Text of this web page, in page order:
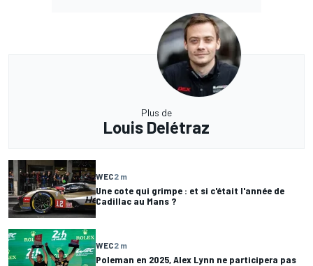
Plus de
Louis Delétraz
WEC2 m
Une cote qui grimpe : et si c'était l'année de
Cadillac au Mans ?
WEC2 m
Poleman en 2025, Alex Lynn ne participera pas